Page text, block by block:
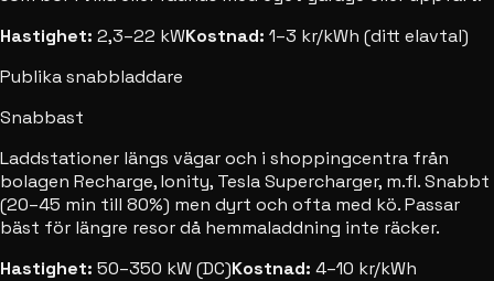
Hastighet: 2,3–22 kWKostnad: 1–3 kr/kWh (ditt elavtal)
Publika snabbladdare
Snabbast
Laddstationer längs vägar och i shoppingcentra från
bolagen Recharge, Ionity, Tesla Supercharger, m.fl. Snabbt
(20–45 min till 80%) men dyrt och ofta med kö. Passar
bäst för längre resor då hemmaladdning inte räcker.
Hastighet: 50–350 kW (DC)Kostnad: 4–10 kr/kWh